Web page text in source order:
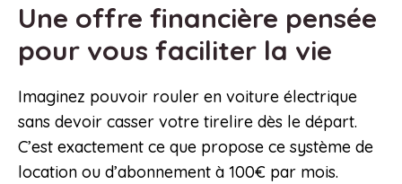
Une offre financière pensée
pour vous faciliter la vie
Imaginez pouvoir rouler en voiture électrique
sans devoir casser votre tirelire dès le départ.
C’est exactement ce que propose ce système de
location ou d’abonnement à 100€ par mois.